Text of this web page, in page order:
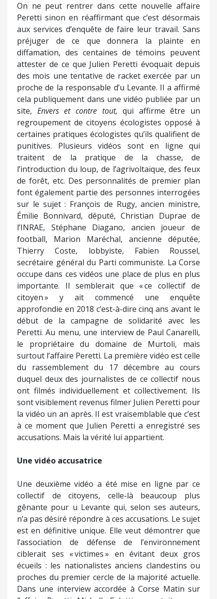
On ne peut rentrer dans cette nouvelle affaire
Peretti sinon en réaffirmant que c’est désormais
aux services d’enquête de faire leur travail. Sans
préjuger de ce que donnera la plainte en
diffamation, des centaines de témoins peuvent
attester de ce que Julien Peretti évoquait depuis
des mois une tentative de racket exercée par un
proche de la responsable d’u Levante. Il a affirmé
cela publiquement dans une vidéo publiée par un
site, Envers et contre tout,qui affirme être un
regroupement de citoyens écologistes opposé à
certaines pratiques écologistes qu’ils qualifient de
punitives. Plusieurs vidéos sont en ligne qui
traitent de la pratique de la chasse, de
l’introduction du loup, de l’agrivoltaïque, des feux
de forêt, etc. Des personnalités de premier plan
font également partie des personnes interrogées
sur le sujet : François de Rugy, ancien ministre,
Émilie Bonnivard, député, Christian Duprae de
l’INRAE, Stéphane Diagano, ancien joueur de
football, Marion Maréchal, ancienne députée,
Thierry Coste, lobbyiste, Fabien Roussel,
secrétaire général du Parti communiste. La Corse
occupe dans ces vidéos une place de plus en plus
importante. Il semblerait que « ce collectif de
citoyen » y ait commencé une enquête
approfondie en 2018 c’est-à-dire cinq ans avant le
début de la campagne de solidarité avec les
Peretti. Au menu, une interview de Paul Canarelli,
le propriétaire du domaine de Murtoli, mais
surtout l’affaire Peretti. La première vidéo est celle
du rassemblement du 17 décembre au cours
duquel deux des journalistes de ce collectif nous
ont filmés individuellement et collectivement. Ils
sont visiblement revenus filmer Julien Peretti pour
la vidéo un an après. Il est vraisemblable que c’est
à ce moment que Julien Peretti a enregistré ses
accusations. Mais la vérité lui appartient.
Une vidéo accusatrice
Une deuxième vidéo a été mise en ligne par ce
collectif de citoyens, celle-là beaucoup plus
gênante pour u Levante qui, selon ses auteurs,
n’a pas désiré répondre à ces accusations. Le sujet
est en définitive unique. Elle veut démontrer que
l’association de défense de l’environnement
ciblerait ses « victimes » en évitant deux gros
écueils : les nationalistes anciens clandestins ou
proches du premier cercle de la majorité actuelle.
Dans une interview accordée à Corse Matin sur